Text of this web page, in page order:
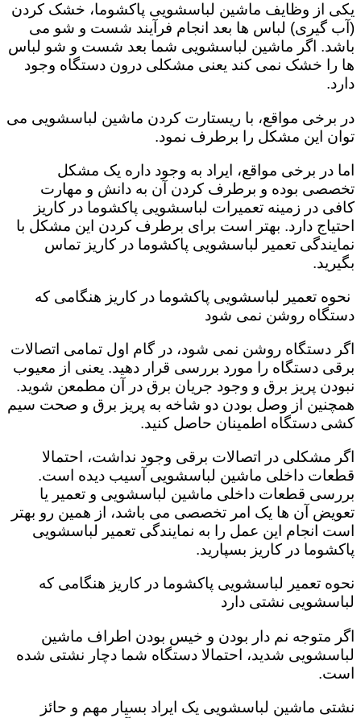
یکی از وظایف ماشین لباسشویی پاکشوما، خشک کردن
(آب گیری) لباس ها بعد انجام فرآیند شست و شو می
باشد. اگر ماشین لباسشویی شما بعد شست و شو لباس
ها را خشک نمی کند یعنی مشکلی درون دستگاه وجود
دارد.
در برخی مواقع، با ریستارت کردن ماشین لباسشویی می
توان این مشکل را برطرف نمود.
اما در برخی مواقع، ایراد به وجود داره یک مشکل
تخصصی بوده و برطرف کردن آن به دانش و مهارت
کافی در زمینه تعمیرات لباسشویی پاکشوما در کاریز
احتیاج دارد. بهتر است برای برطرف کردن این مشکل با
نمایندگی تعمیر لباسشویی پاکشوما در کاریز تماس
بگیرید.
نحوه تعمیر لباسشویی پاکشوما در کاریز هنگامی که
دستگاه روشن نمی شود
اگر دستگاه روشن نمی شود، در گام اول تمامی اتصالات
برقی دستگاه را مورد بررسی قرار دهید. یعنی از معیوب
نبودن پریز برق و وجود جریان برق در آن مطمعن شوید.
همچنین از وصل بودن دو شاخه به پریز برق و صحت سیم
کشی دستگاه اطمینان حاصل کنید.
اگر مشکلی در اتصالات برقی وجود نداشت، احتمالا
قطعات داخلی ماشین لباسشویی آسیب دیده است‌.
بررسی قطعات داخلی ماشین لباسشویی و تعمیر یا
تعویض آن ها یک امر تخصصی می باشد، از همین رو بهتر
است انجام این عمل را به نمایندگی تعمیر لباسشویی
پاکشوما در کاریز بسپارید.
نحوه تعمیر لباسشویی پاکشوما در کاریز هنگامی که
لباسشویی نشتی دارد
اگر متوجه نم دار بودن و خیس بودن اطراف ماشین
لباسشویی شدید، احتمالا دستگاه شما دچار نشتی شده
است‌.
نشتی ماشین لباسشویی یک ایراد بسیار مهم و حائز